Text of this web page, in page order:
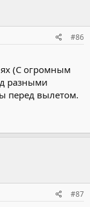
#86
(С огромным
разными
перед вылетом.
#87